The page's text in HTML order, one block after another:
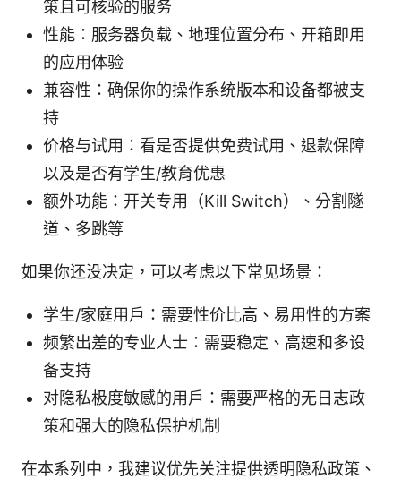
策且可核验的服务
性能：服务器负载、地理位置分布、开箱即用
的应用体验
兼容性：确保你的操作系统版本和设备都被支
持
价格与试用：看是否提供免费试用、退款保障
以及是否有学生/教育优惠
额外功能：开关专用（Kill Switch）、分割隧
道、多跳等
如果你还没决定，可以考虑以下常见场景：
学生/家庭用户：需要性价比高、易用性的方案
频繁出差的专业人士：需要稳定、高速和多设
备支持
对隐私极度敏感的用户：需要严格的无日志政
策和强大的隐私保护机制
在本系列中，我建议优先关注提供透明隐私政策、